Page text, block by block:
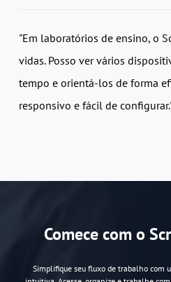
Dispositivos
"Em laboratórios de ensino, o
vidas. Posso ver vários
tempo e orientá-los de forma
responsivo e fácil de
Comece com o
Simplifique seu fluxo de trabalho com